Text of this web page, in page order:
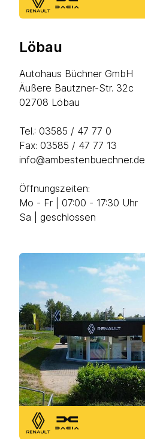
Löbau
Autohaus Büchner GmbH
Äußere Bautzner-Str. 32c
02708 Löbau
Tel.: 03585 / 47 77 0
Fax: 03585 / 47 77 13
info@ambestenbuechner.de
Öffnungszeiten:
Mo - Fr | 07:00 - 17:30 Uhr
Sa | geschlossen